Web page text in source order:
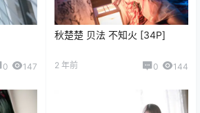
0 147
秋楚楚 贝法 不知火 [34P]
2 年前 0 144